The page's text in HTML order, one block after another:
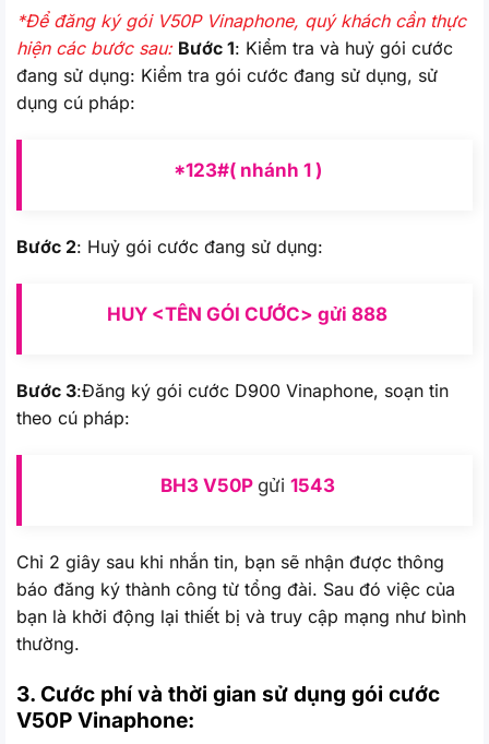
*Để đăng ký gói V50P Vinaphone, quý khách cần thực
hiện các bước sau: Bước 1: Kiểm tra và huỷ gói cước
đang sử dụng: Kiểm tra gói cước đang sử dụng, sử
dụng cú pháp:
*123#( nhánh 1 )
Bước 2: Huỷ gói cước đang sử dụng:
HUY <TÊN GÓI CƯỚC> gửi 888
Bước 3:Đăng ký gói cước D900 Vinaphone, soạn tin
theo cú pháp:
BH3V50P gửi 1543
Chỉ 2 giây sau khi nhắn tin, bạn sẽ nhận được thông
báo đăng ký thành công từ tổng đài. Sau đó việc của
bạn là khởi động lại thiết bị và truy cập mạng như bình
thường.
3. Cước phí và thời gian sử dụng gói cước
V50P Vinaphone: